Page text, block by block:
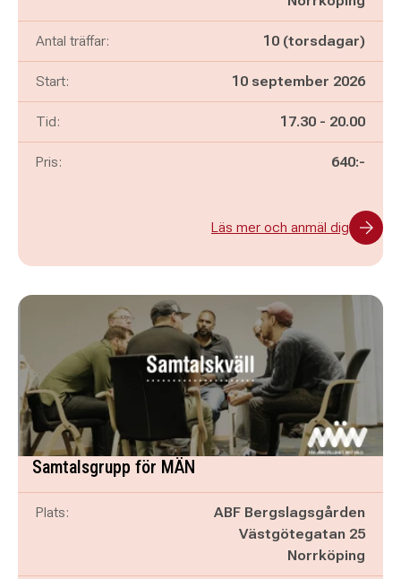
Antal träffar: 10 (torsdagar)
Start: 10 september 2026
Tid: Pågår mellan
17.30 - och
20.00
Pris: 640:-
Läs mer och anmäl dig
Samtalsgrupp för MÄN
Plats:
ABF Bergslagsgården
Västgötegatan 25
Norrköping